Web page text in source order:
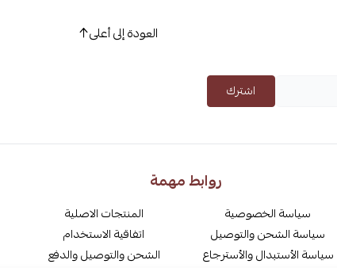
العودة إلى أعلى
اشترك
روابط مهمة
سياسة الخصوصية
سياسة الشحن والتوصيل
سياسة الأستبدال والأسترجاع
المنتجات الاصلية
اتفاقية الاستخدام
الشحن والتوصيل والدفع